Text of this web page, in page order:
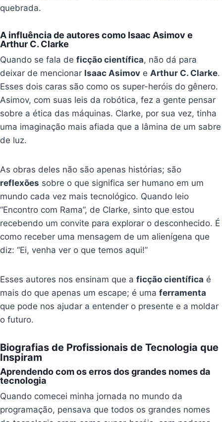
quebrada.
A influência de autores como Isaac Asimov e
Arthur C. Clarke
Quando se fala deficção científica, não dá para
deixar de mencionar Isaac Asimov eArthur C. Clarke.
Esses dois caras são como os super-heróis do gênero.
Asimov, com suas leis da robótica, fez a gente pensar
sobre a ética das máquinas. Clarke, por sua vez, tinha
uma imaginação mais afiada que a lâmina de um sabre
de luz.
As obras deles não são apenas histórias; são
reflexões sobre o que significa ser humano em um
mundo cada vez mais tecnológico. Quando leio
“Encontro com Rama”, de Clarke, sinto que estou
recebendo um convite para explorar o desconhecido. É
como receber uma mensagem de um alienígena que
diz: “Ei, venha ver o que temos aqui!”
Esses autores nos ensinam que aficção científica é
mais do que apenas um escape; é umaferramenta
que pode nos ajudar a entender o presente e a moldar
o futuro.
Biografias de Profissionais de Tecnologia que
Inspiram
Aprendendo com os erros dos grandes nomes da
tecnologia
Quando comecei minha jornada no mundo da
programação, pensava que todos os grandes nomes